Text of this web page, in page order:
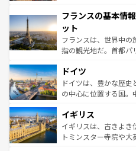
ませてくれるイタリア
なお、新着のイタリア
しい。
文化が根付くこの国で
れる闘牛、そして美味
る。首都マドリードの
アートに溢れた街角か
せる。地方によって風
ンテンツ一覧を参照し
フランスの基本情
ット
フランスは、世界中
指の観光地だ。首都パ
で、幅広い魅力が詰ま
聖堂、美しいビーチ
から魅了する。また、
いる。シャンパンの発
香り高いラベンダー畑
らに、パリ以外の地
ドイツ
ドイツは、豊かな歴
の中心に位置する国。
顔を持つこの国は、ど
ルリンの文化的活気、
してライン川沿いの
イギリス
イギリスは、古きよき
トミンスター寺院や